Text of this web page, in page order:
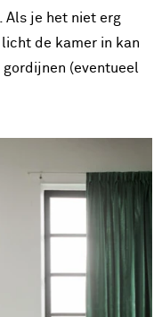
Als je het niet erg
de kamer in kan
(eventueel